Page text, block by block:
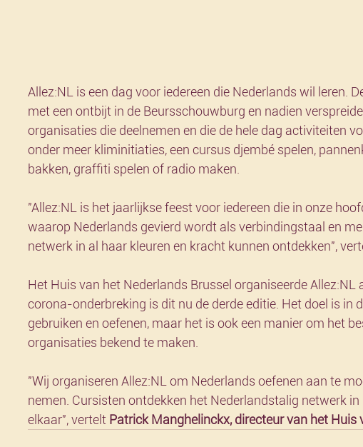
Allez:NL is een dag voor iedereen die Nederlands wil leren.
met een ontbijt in de Beursschouwburg en nadien
organisaties die deelnemen en die de hele dag activiteiten
onder meer kliminitiaties, een cursus djembé spelen,
bakken, graffiti spelen of radio maken.
"Allez:NL is het jaarlijkse feest voor iedereen die in onze
waarop Nederlands gevierd wordt als verbindingstaal en
netwerk in al haar kleuren en kracht kunnen ontdekken",
Het Huis van het Nederlands Brussel organiseerde Allez:NL
corona-onderbreking is dit nu de derde editie. Het doel is in
gebruiken en oefenen, maar het is ook een manier om het
organisaties bekend te maken.
"Wij organiseren Allez:NL om Nederlands oefenen aan te
nemen. Cursisten ontdekken het Nederlandstalig netwerk
elkaar", vertelt Patrick Manghelinckx, directeur van het Huis